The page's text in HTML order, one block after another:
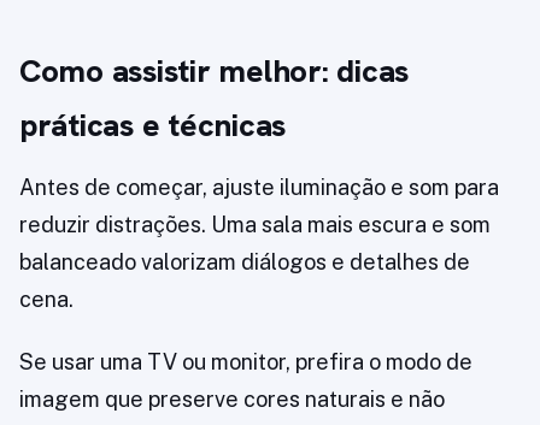
Como assistir melhor: dicas
práticas e técnicas
Antes de começar, ajuste iluminação e som para
reduzir distrações. Uma sala mais escura e som
balanceado valorizam diálogos e detalhes de
cena.
Se usar uma TV ou monitor, prefira o modo de
imagem que preserve cores naturais e não